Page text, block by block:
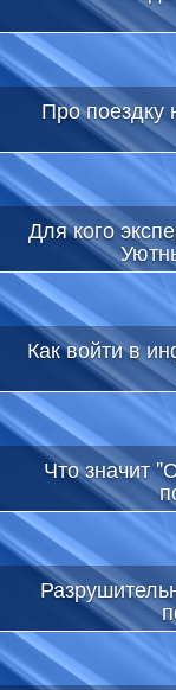
Про поездку
Для кого
Как войти в
Что значит